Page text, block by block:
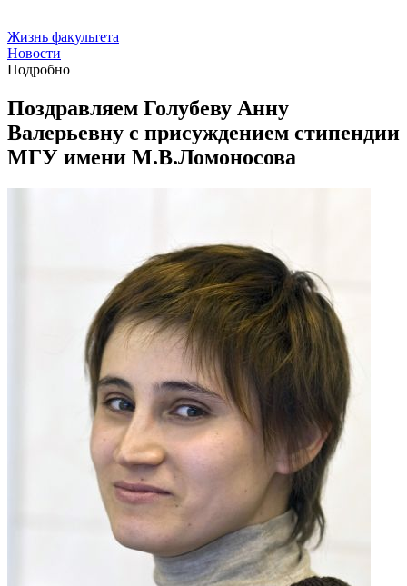
Жизнь факультета
Новости
Подробно
Поздравляем Голубеву Анну
Валерьевну с присуждением стипендии
МГУ имени М.В.Ломоносова